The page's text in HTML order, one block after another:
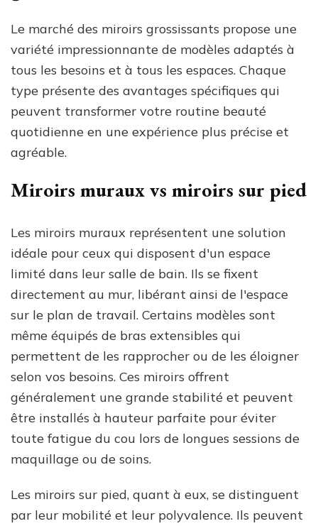
Le marché des miroirs grossissants propose une
variété impressionnante de modèles adaptés à
tous les besoins et à tous les espaces. Chaque
type présente des avantages spécifiques qui
peuvent transformer votre routine beauté
quotidienne en une expérience plus précise et
agréable.
Miroirs muraux vs miroirs sur pied
Les miroirs muraux représentent une solution
idéale pour ceux qui disposent d'un espace
limité dans leur salle de bain. Ils se fixent
directement au mur, libérant ainsi de l'espace
sur le plan de travail. Certains modèles sont
même équipés de bras extensibles qui
permettent de les rapprocher ou de les éloigner
selon vos besoins. Ces miroirs offrent
généralement une grande stabilité et peuvent
être installés à hauteur parfaite pour éviter
toute fatigue du cou lors de longues sessions de
maquillage ou de soins.
Les miroirs sur pied, quant à eux, se distinguent
par leur mobilité et leur polyvalence. Ils peuvent